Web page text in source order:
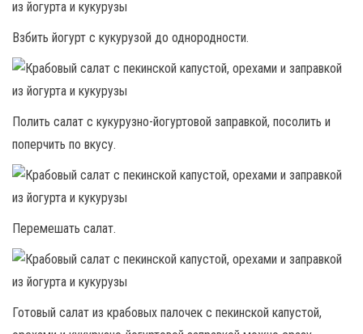
Взбить йогурт с кукурузой до однородности.
Полить салат с кукурузно-йогуртовой заправкой, посолить и
поперчить по вкусу.
Перемешать салат.
Готовый салат из крабовых палочек с пекинской капустой,